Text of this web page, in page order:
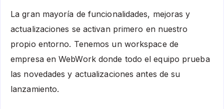
La gran mayoría de funcionalidades, mejoras y
actualizaciones se activan primero en nuestro
propio entorno. Tenemos un workspace de
empresa en WebWork donde todo el equipo prueba
las novedades y actualizaciones antes de su
lanzamiento.